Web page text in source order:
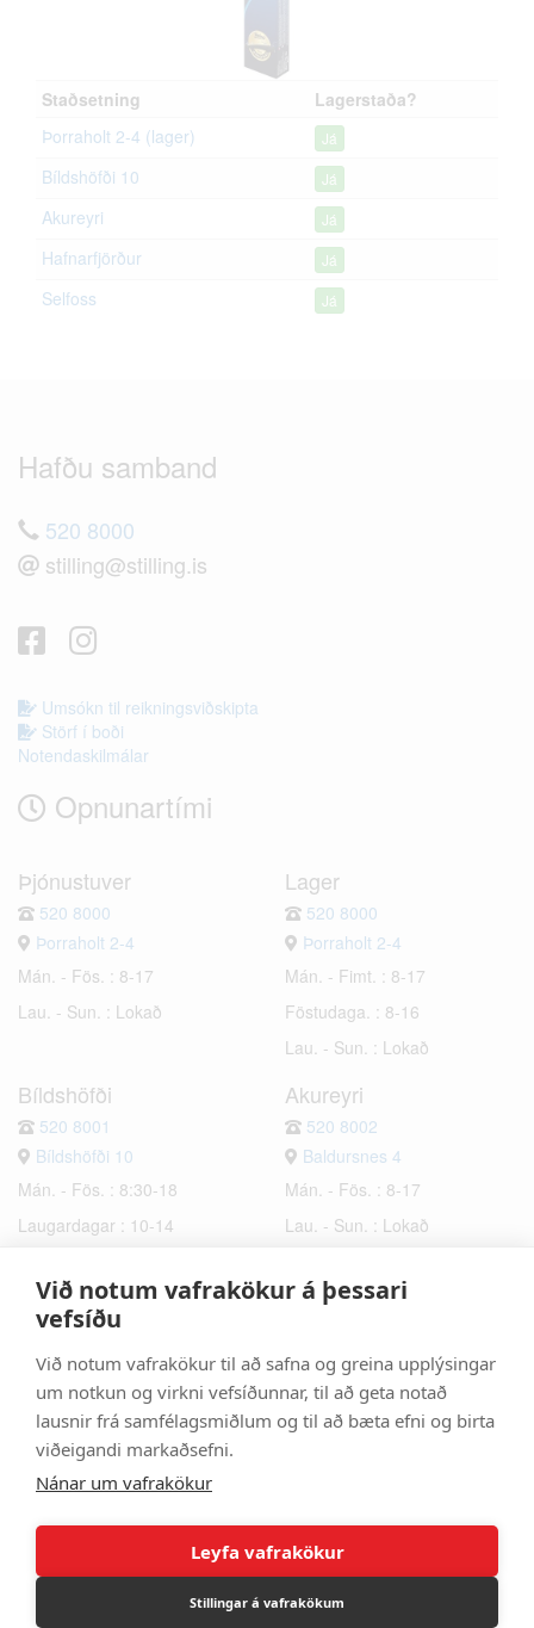
Við notum vafrakökur á þessari
vefsíðu
Við notum vafrakökur til að safna og greina upplýsingar
um notkun og virkni vefsíðunnar, til að geta notað
lausnir frá samfélagsmiðlum og til að bæta efni og birta
viðeigandi markaðsefni.
Nánar um vafrakökur
Leyfa vafrakökur
Stillingar á vafrakökum
Staðsetning
Lagerstaða?
Þorraholt 2-4 (lager)
Já
Bíldshöfði 10 Já
Akureyri Já
Hafnarfjörður Já
Selfoss Já
Hafðu samband
520 8000
stilling@stilling.is
Umsókn til reikningsviðskipta
Störf í boði
Notendaskilmálar
Opnunartími
Þjónustuver
520 8000
Þorraholt 2-4
Mán. - Fös. : 8-17
Lau. - Sun. : Lokað
Lager
520 8000
Þorraholt 2-4
Mán. - Fimt. : 8-17
Föstudaga. : 8-16
Lau. - Sun. : Lokað
Bíldshöfði
520 8001
Bíldshöfði 10
Mán. - Fös. : 8:30-18
Laugardagar : 10-14
Akureyri
520 8002
Baldursnes 4
Mán. - Fös. : 8-17
Lau. - Sun. : Lokað
Hafnarfjörður
Bæjarhraun 6
Mán. - Fös. : 8-17
Lau. - Sun. : Lokað
Selfoss
Hrísmýri 2a
Mán. - Fös. : 8-17
Lau. - Sun. : Lokað